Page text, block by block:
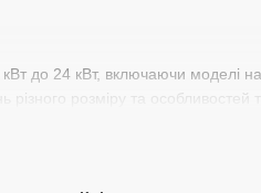
до 24 кВт, включаючи моделі
розміру та особливостей